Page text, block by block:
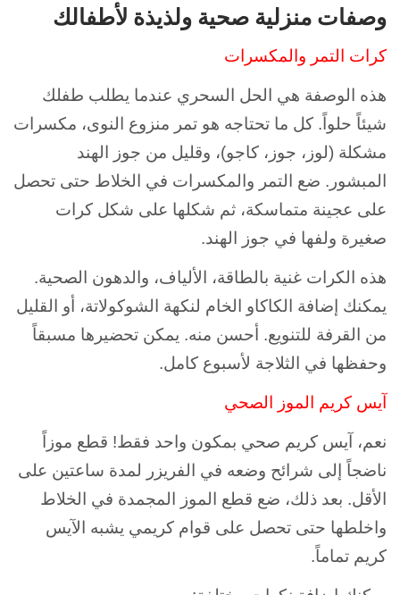
وصفات منزلية صحية ولذيذة لأطفالك
كرات التمر والمكسرات
هذه الوصفة هي الحل السحري عندما يطلب طفلك
شيئاً حلواً. كل ما تحتاجه هو تمر منزوع النوى، مكسرات
مشكلة (لوز، جوز، كاجو)، وقليل من جوز الهند
المبشور. ضع التمر والمكسرات في الخلاط حتى تحصل
على عجينة متماسكة، ثم شكلها على شكل كرات
صغيرة ولفها في جوز الهند.
هذه الكرات غنية بالطاقة، الألياف، والدهون الصحية.
يمكنك إضافة الكاكاو الخام لنكهة الشوكولاتة، أو القليل
من القرفة للتنويع. أحسن منه. يمكن تحضيرها مسبقاً
وحفظها في الثلاجة لأسبوع كامل.
آيس كريم الموز الصحي
نعم، آيس كريم صحي بمكون واحد فقط! قطع موزاً
ناضجاً إلى شرائح وضعه في الفريزر لمدة ساعتين على
الأقل. بعد ذلك، ضع قطع الموز المجمدة في الخلاط
واخلطها حتى تحصل على قوام كريمي يشبه الآيس
كريم تماماً.